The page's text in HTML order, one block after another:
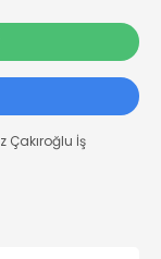
Çakıroğlu İş